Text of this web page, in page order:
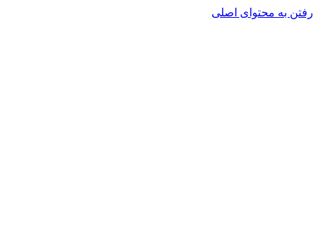
رفتن به محتوای اصلی